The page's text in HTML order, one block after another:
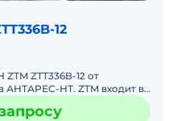
12
ZTT336B-12 от
АНТАРЕС-НТ. ZTM входит в
башенных кранов.